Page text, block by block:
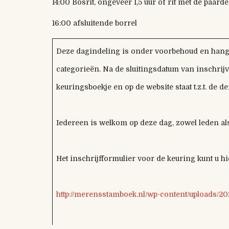
14:00 Bosrit, ongeveer 1,5 uur of rit met de
16:00 afsluitende borrel
Deze dagindeling is onder voorbehoud en
categorieën. Na de sluitingsdatum van
keuringsboekje en op de website staat t.z.t. de
Iedereen is welkom op deze dag, zowel leden
Het inschrijfformulier voor de keuring kunt u
http://merensstamboek.nl/wp-content/uploads/